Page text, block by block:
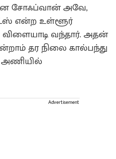
சோஃப்வான் அவே,
என்ற உள்ளூர்
வந்தார். அதன்
தர நிலை கால்பந்து
அணியில்
Advertisement